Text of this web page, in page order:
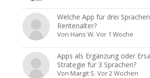
Welche App für drei
Rentenalter?
Von Hans W. Vor 1 Woche
Apps als Ergänzung oder
Strategie für 3 Sprachen?
Von Margit S. Vor 2 Wochen